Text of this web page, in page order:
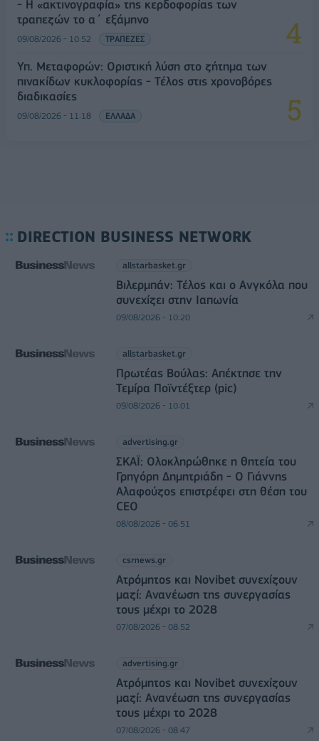
- Η «ακτινογραφία» της κερδοφορίας των
τραπεζών το α΄ εξάμηνο
09/08/2026 - 10:52 ΤΡΑΠΕΖΕΣ
Υπ. Μεταφορών: Οριστική λύση στο ζήτημα των
πινακίδων κυκλοφορίας - Τέλος στις χρονοβόρες
διαδικασίες
09/08/2026 - 11:18 ΕΛΛΑΔΑ
DIRECTION BUSINESS NETWORK
allstarbasket.gr
Βιλερμπάν: Τέλος και ο Ανγκόλα που
συνεχίζει στην Ιαπωνία
09/08/2026 - 10:20
allstarbasket.gr
Πρωτέας Βούλας: Απέκτησε την
Τεμίρα Ποϊντέξτερ (pic)
09/08/2026 - 10:01
advertising.gr
ΣΚΑΪ: Ολοκληρώθηκε η θητεία του
Γρηγόρη Δημητριάδη - Ο Γιάννης
Αλαφούζος επιστρέφει στη θέση του
CEO
08/08/2026 - 06:51
csrnews.gr
Ατρόμητος και Novibet συνεχίζουν
μαζί: Ανανέωση της συνεργασίας
τους μέχρι το 2028
07/08/2026 - 08:52
advertising.gr
Ατρόμητος και Novibet συνεχίζουν
μαζί: Ανανέωση της συνεργασίας
τους μέχρι το 2028
07/08/2026 - 08:47